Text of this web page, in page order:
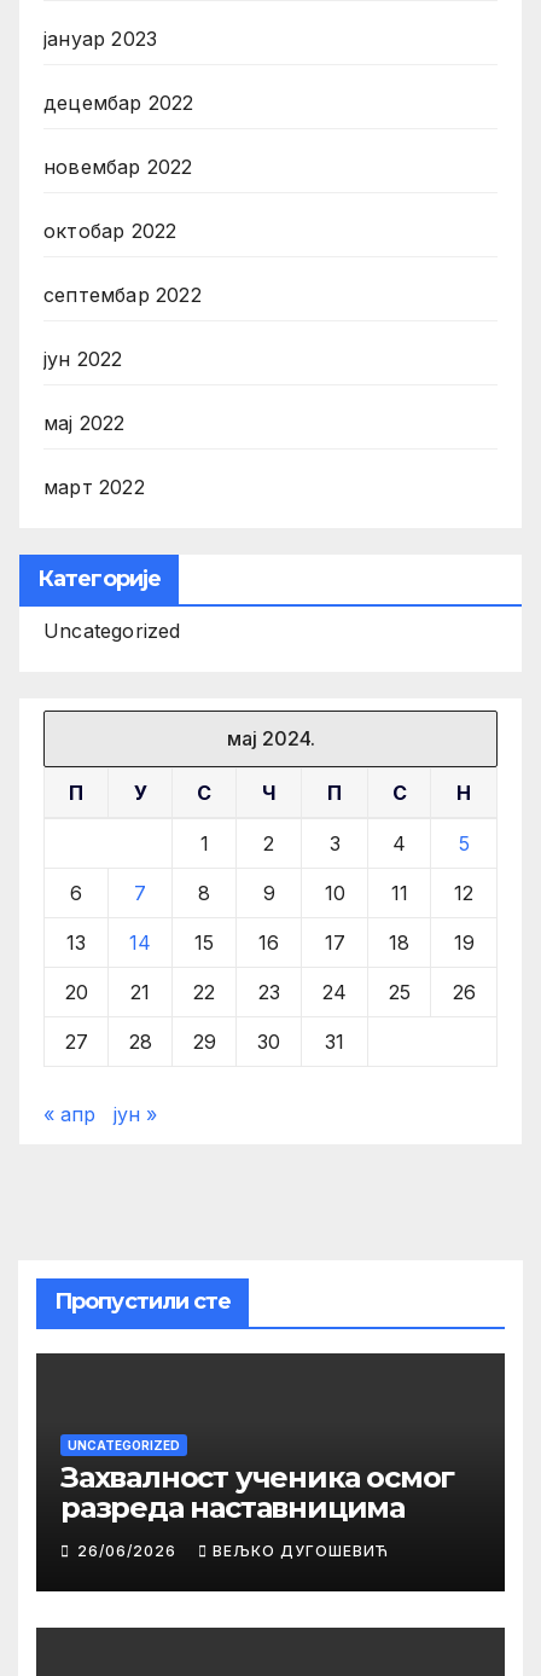
јануар 2023
децембар 2022
новембар 2022
октобар 2022
септембар 2022
јун 2022
мај 2022
март 2022
Категорије
Uncategorized
мај 2024.
П У С Ч П С Н
1 2 3 4 5
6 7 8 9 10 11 12
13 14 15 16 17 18 19
20 21 22 23 24 25 26
27 28 29 30 31
« апр јун »
Пропустили сте
UNCATEGORIZED
Захвалност ученика осмог
разреда наставницима
26/06/2026 ВЕЉКО ДУГОШЕВИЋ